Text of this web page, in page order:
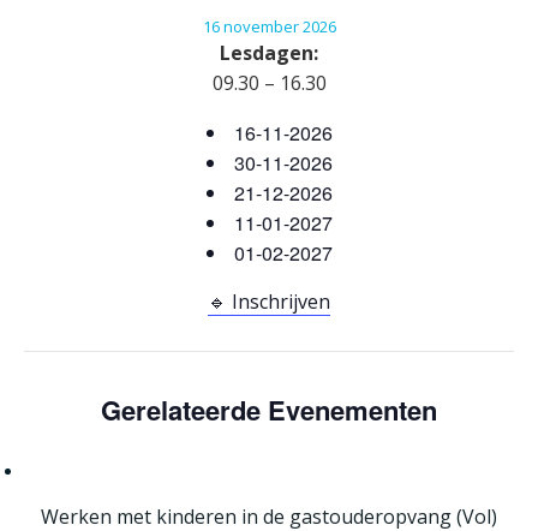
16november2026
Lesdagen:
09.30 – 16.30
16-11-2026
30-11-2026
21-12-2026
11-01-2027
01-02-2027
🔹 Inschrijven
Gerelateerde Evenementen
Werken met kinderen in de gastouderopvang (Vol)